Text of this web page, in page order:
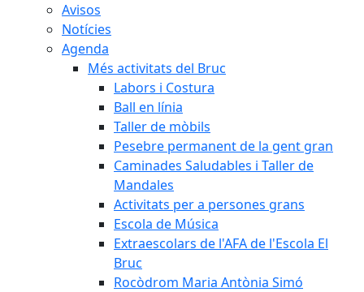
Avisos
Notícies
Agenda
Més activitats del Bruc
Labors i Costura
Ball en línia
Taller de mòbils
Pesebre permanent de la gent gran
Caminades Saludables i Taller de
Mandales
Activitats per a persones grans
Escola de Música
Extraescolars de l'AFA de l'Escola El
Bruc
Rocòdrom Maria Antònia Simó